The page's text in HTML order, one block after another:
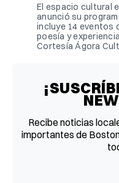
El espacio cultural
anunció su
incluye 14 eventos
poesía y
Cortesía Ágora
Recibe noticias
importantes de